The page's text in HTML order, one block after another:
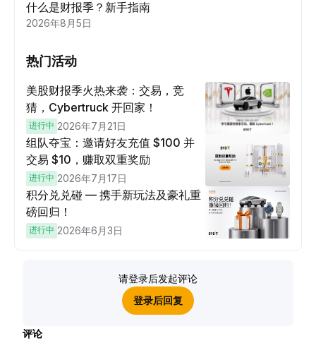
什么是财报季？新手指南
2026年8月5日
热门活动
美股财报季火热来袭：交易，竞
猜，Cybertruck 开回家！
进行中 2026年7月21日
组队夺宝：邀请好友充值 $100 并
交易 $10，赚取双重奖励
进行中 2026年7月17日
积分兑兑碰 — 携手新玩法及豪礼重
磅回归！
进行中 2026年6月3日
请登录后发起评论
登录后回复
评论